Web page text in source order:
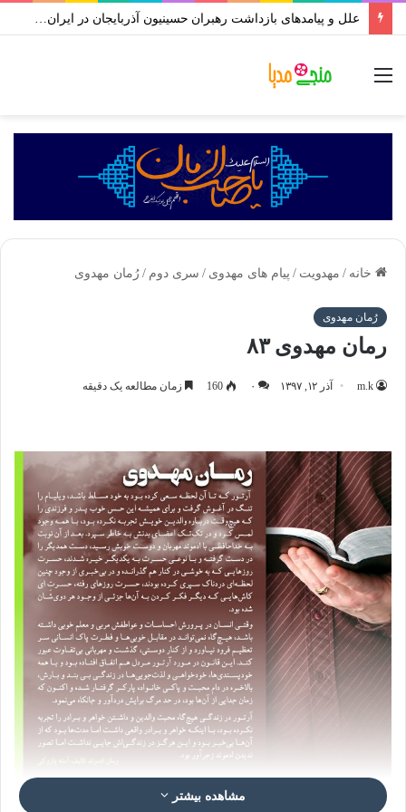
علل و پیامدهای بازداشت رهبران حسینیون آذربایجان در ایران | علی اکبر رائفی پور
خانه / مهدویت / پیام های مهدوی / سری دوم / رُمان مهدوی
رُمان مهدوی
رمان مهدوی ۸۳
m.k آذر ۱۲, ۱۳۹۷ ۰ 160 زمان مطالعه یک دقیقه
مشاهده بیشتر